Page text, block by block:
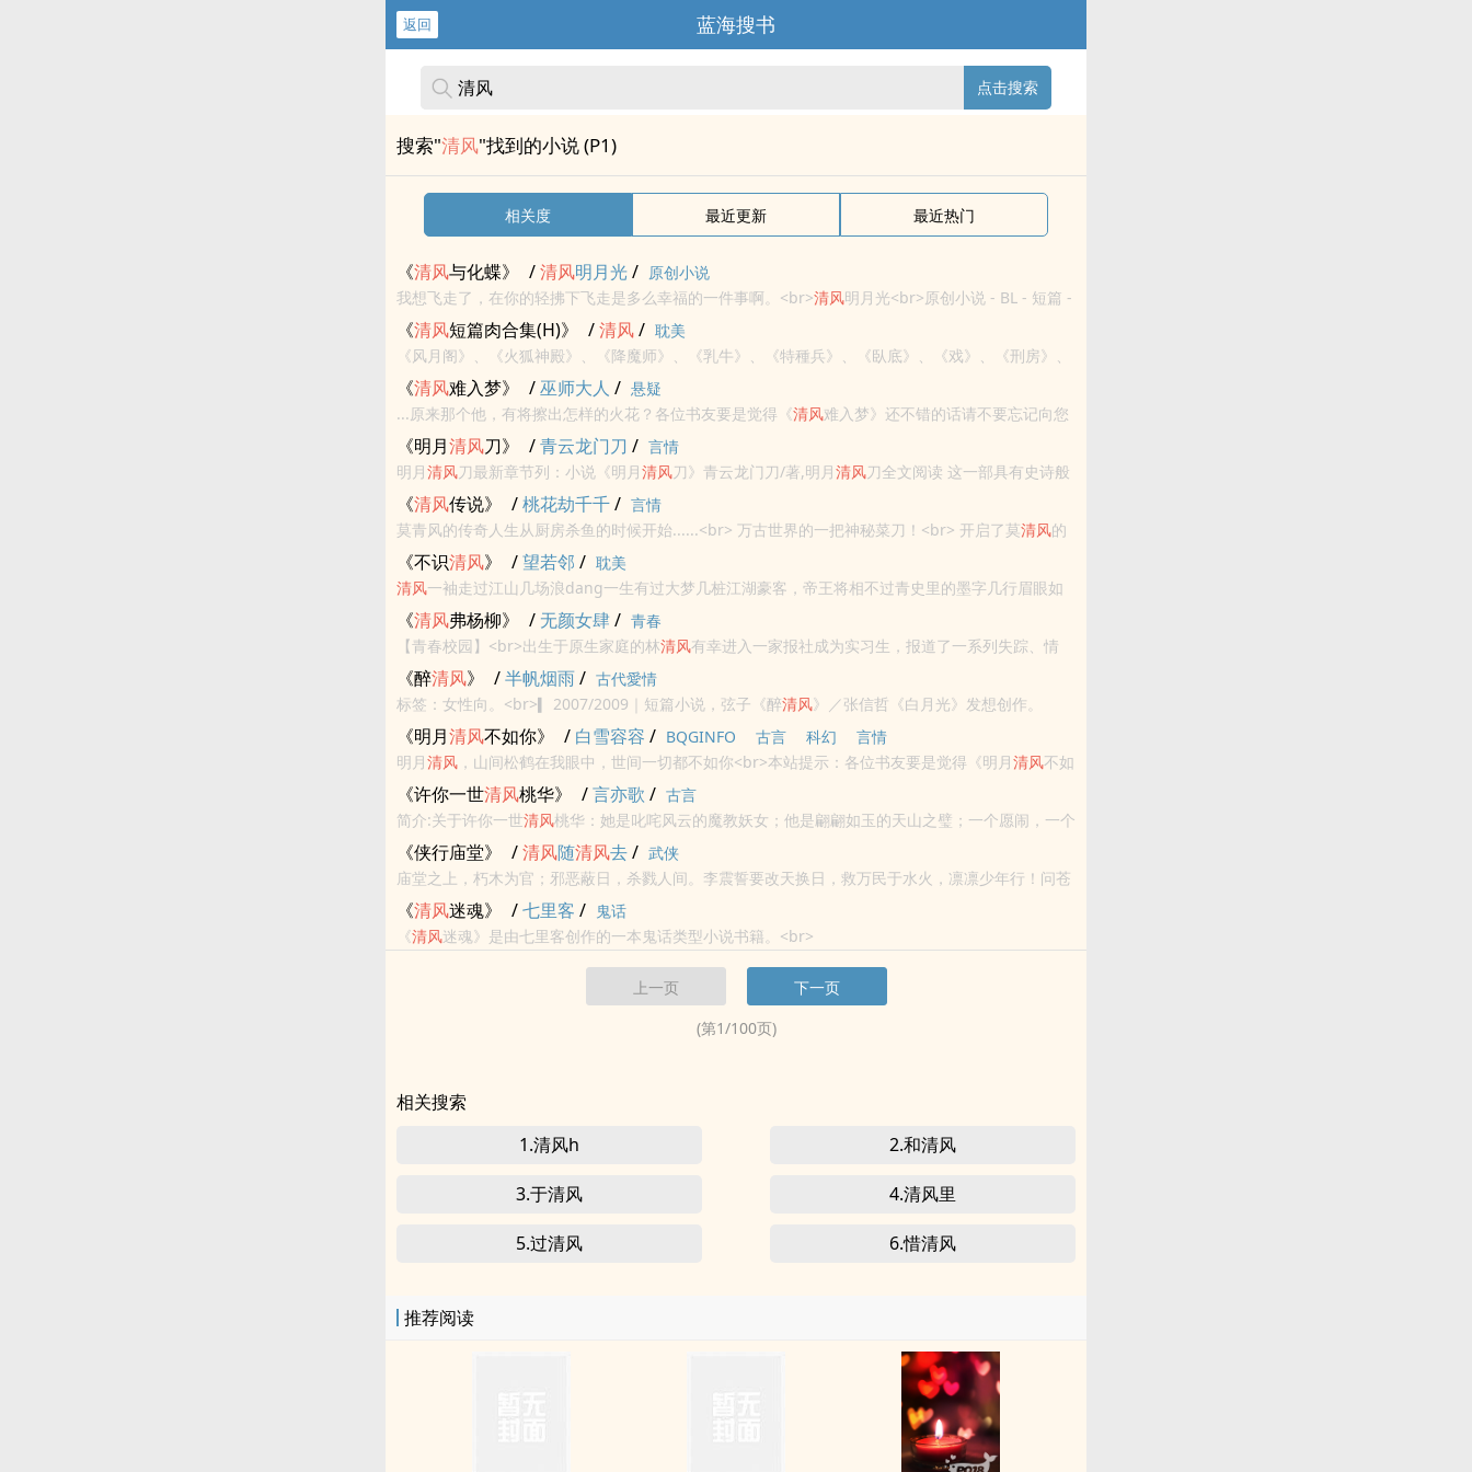
返回 蓝海搜书
点击搜索
搜索"清风"找到的小说 (P1)
相关度 最近更新 最近热门
《清风与化蝶》 /清风明月光/ 原创小说
我想飞走了，在你的轻拂下飞走是多么幸福的一件事啊。<br>清风明月光<br>原创小说 - BL - 短篇 -
完结<br>BE - 现代 - 虐文 - 致郁<br>
《清风短篇肉合集(H)》 /清风/ 耽美
《风月阁》、《火狐神殿》、《降魔师》、《乳牛》、《特種兵》、《臥底》、《戏》、《刑房》、
《盗贼》9篇 繁体简体都有 ＳＭ调教等肉慎入
《清风难入梦》 /巫师大人 / 悬疑
...原来那个他，有将擦出怎样的火花？各位书友要是觉得《清风难入梦》还不错的话请不要忘记向您
QQ群和微博里的朋友推荐哦！清风难入梦最新章节,
《明月清风刀》 /青云龙门刀 / 言情
明月清风刀最新章节列：小说《明月清风刀》青云龙门刀/著,明月清风刀全文阅读 这一部具有史诗般
的武侠小说，传奇里有故事，故事里大传奇。爱恨情仇，生死离别，苦苦修炼，功名利
禄。。。。。。<b...
《清风传说》 /桃花劫千千/ 言情
莫青风的传奇人生从厨房杀鱼的时候开始......<br> 万古世界的一把神秘菜刀！<br> 开启了莫清风的
《不识清风》 /望若邻 / 耽美
清风一袖走过江山几场浪dang一生有过大梦几桩江湖豪客，帝王将相不过青史里的墨字几行眉眼如
画的少年儿郎数不尽的往事liu殇回眸chu故人曾驻，而今又何方来时
霜铭刻，...
《清风弗杨柳》 /无颜女肆/ 青春
【青春校园】<br>出生于原生家庭的林清风有幸进入一家报社成为实习生，报道了一系列失踪、情
杀、拐卖等人生黑暗面，也曾感怀于亲情、爱情和友情所给足的宽松和美好。还曾见识过抑郁症、皮
诺曹症、绝症等...
《醉清风》 /半帆烟雨/ 古代愛情
标签：女性向。<br>▎2007/2009｜短篇小说，弦子《醉清风》／张信哲《白月光》发想创作。
<br>相思为何，可以凋落一朵年华方盛的花？<br>爱情为何，让人可以生、亦可以死？<br>若相...
《明月清风不如你》 / 白雪容容 / BQGINFO 古言 科幻
言情
明月清风 ，山间松鹤在我眼中，世间一切都不如你<br>本站提示：各位书友要是觉得《明月清风不如
你》还不错的话请不要忘记向您QQ群和微博里的朋友推荐哦！
《许你一世清风桃华》 /言亦歌 / 古言
简介:关于许你一世清风桃华：她是叱咤风云的魔教妖女；他是翩翩如玉的天山之璧；一个愿闹，一个
愿宠；一个搅得武林朝廷天翻地覆，一个陪着共闯地狱天堂。没办法，就是爱她。许你一世
华，生死相依，永...
《侠行庙堂》 /清风随清风去/ 武侠
庙堂之上，朽木为官；邪恶蔽日，杀戮人间。李震誓要改天换日，救万民于水火，凛凛少年行！问苍
天，主沉浮，侠肝义胆。美人泪，英雄冢，睥睨苍穹！（欢迎加入群294922029）
《清风迷魂》 /七里客 / 鬼话
《清风迷魂》是由七里客创作的一本鬼话类型小说书籍。<br>
上一页
下一页
(第1/100页)
相关搜索
1.清风h
2.和清风
3.于清风 4.清风里
5.过清风 6.惜清风
推荐阅读